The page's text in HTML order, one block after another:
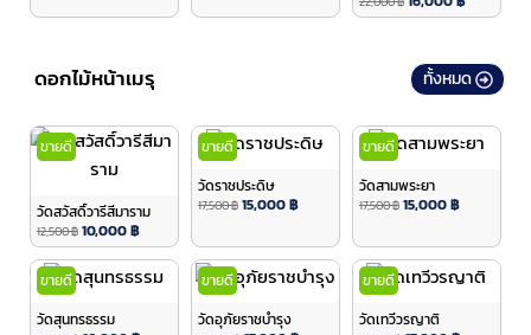
ดอกไม้หน้าเมรุ ทั้งหมด
ขายดี
วัดสวัสดิ์วารีสีมาราม
12,500฿ 10,000฿
ขายดี
วัดราชประดิษ
17,500฿ 15,000฿
ขายดี
วัดสามพระยา
17,500฿ 15,000฿
ขายดี
วัดสุนทรธรรม
ขายดี
วัดอุภัยราชบำรุง
ขายดี
วัดเทวีวรญาติ